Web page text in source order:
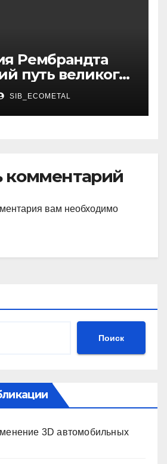
Рембрандта
путь великого
SIB_ECOMETAL
комментарий
вам необходимо
Поиск
3D автомобильных